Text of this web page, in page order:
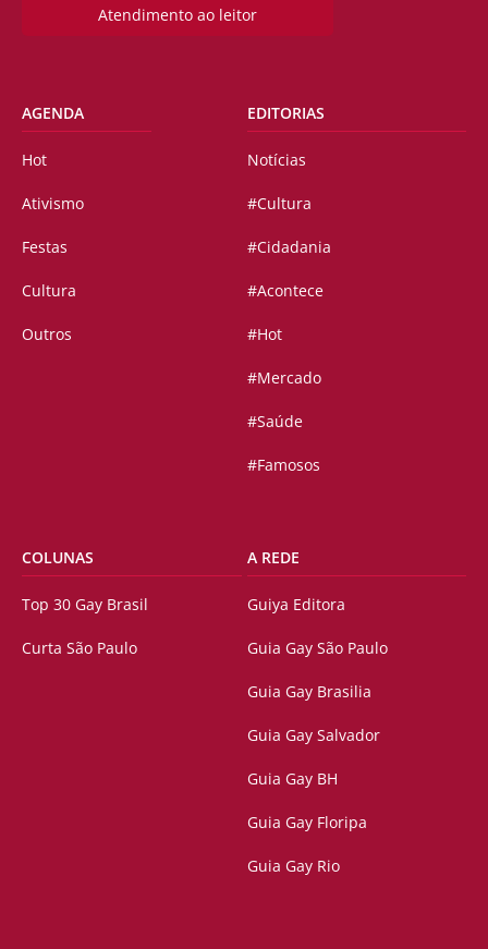
Atendimento ao leitor
AGENDA
Hot
Ativismo
Festas
Cultura
Outros
EDITORIAS
Notícias
#Cultura
#Cidadania
#Acontece
#Hot
#Mercado
#Saúde
#Famosos
COLUNAS
Top 30 Gay Brasil
Curta São Paulo
A REDE
Guiya Editora
Guia Gay São Paulo
Guia Gay Brasilia
Guia Gay Salvador
Guia Gay BH
Guia Gay Floripa
Guia Gay Rio